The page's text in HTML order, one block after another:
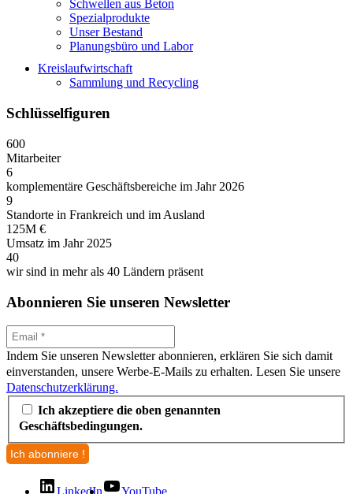
Schwellen aus Beton
Spezialprodukte
Unser Bestand
Planungsbüro und Labor
Kreislaufwirtschaft
Sammlung und Recycling
Schlüsselfiguren
600
Mitarbeiter
6
komplementäre Geschäftsbereiche im Jahr 2026
9
Standorte in Frankreich und im Ausland
125M €
Umsatz im Jahr 2025
40
wir sind in mehr als 40 Ländern präsent
Abonnieren Sie unseren Newsletter
Indem Sie unseren Newsletter abonnieren, erklären Sie sich damit
einverstanden, unsere Werbe-E-Mails zu erhalten. Lesen Sie unsere
Datenschutzerklärung.
Ich akzeptiere die oben genannten
Geschäftsbedingungen.
LinkedIn
YouTube